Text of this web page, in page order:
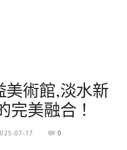
美術館,淡水新
完美融合！
07-17 0